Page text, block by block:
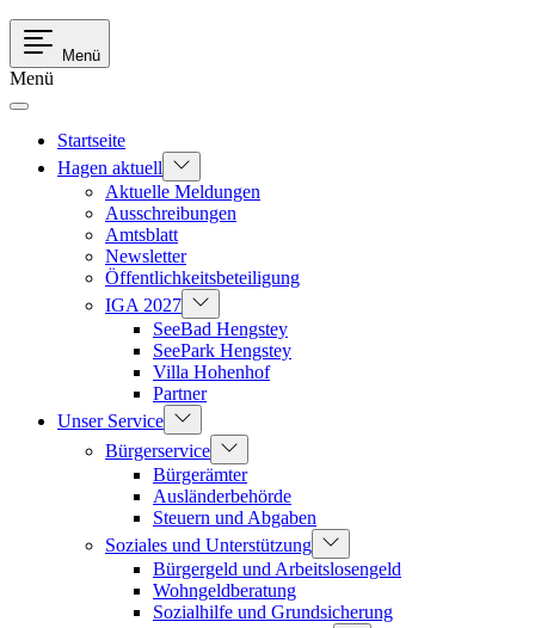
Menü
Menü
Startseite
Hagen aktuell
Aktuelle Meldungen
Ausschreibungen
Amtsblatt
Newsletter
Öffentlichkeitsbeteiligung
IGA 2027
SeeBad Hengstey
SeePark Hengstey
Villa Hohenhof
Partner
Unser Service
Bürgerservice
Bürgerämter
Ausländerbehörde
Steuern und Abgaben
Soziales und Unterstützung
Bürgergeld und Arbeitslosengeld
Wohngeldberatung
Sozialhilfe und Grundsicherung